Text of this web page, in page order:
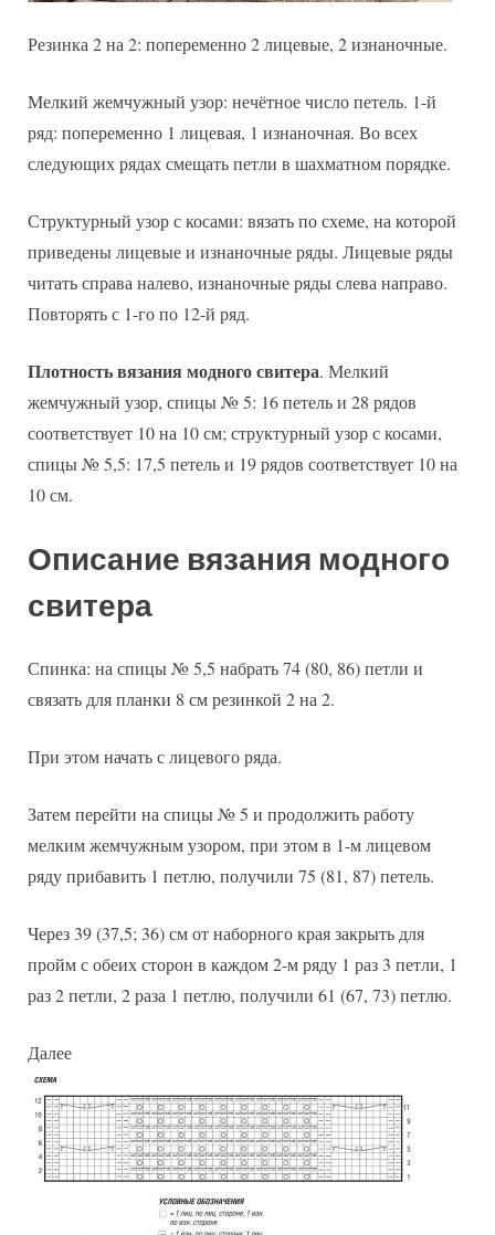
Резинка 2 на 2: попеременно 2 лицевые, 2 изнаночные.
Мелкий жемчужный узор: нечётное число петель. 1-й
ряд: попеременно 1 лицевая, 1 изнаночная. Во всех
следующих рядах смещать петли в шахматном порядке.
Структурный узор с косами: вязать по схеме, на которой
приведены лицевые и изнаночные ряды. Лицевые ряды
читать справа налево, изнаночные ряды слева направо.
Повторять с 1-го по 12-й ряд.
Плотность вязания модного свитера. Мелкий
жемчужный узор, спицы № 5: 16 петель и 28 рядов
соответствует 10 на 10 см; структурный узор с косами,
спицы № 5,5: 17,5 петель и 19 рядов соответствует 10 на
10 см.
Описание вязания модного
свитера
Спинка: на спицы № 5,5 набрать 74 (80, 86) петли и
связать для планки 8 см резинкой 2 на 2.
При этом начать с лицевого ряда.
Затем перейти на спицы № 5 и продолжить работу
мелким жемчужным узором, при этом в 1-м лицевом
ряду прибавить 1 петлю, получили 75 (81, 87) петель.
Через 39 (37,5; 36) см от наборного края закрыть для
пройм с обеих сторон в каждом 2-м ряду 1 раз 3 петли, 1
раз 2 петли, 2 раза 1 петлю, получили 61 (67, 73) петлю.
Далее